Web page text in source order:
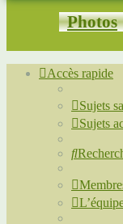
Photos
Accès rapide
Sujets
Sujets